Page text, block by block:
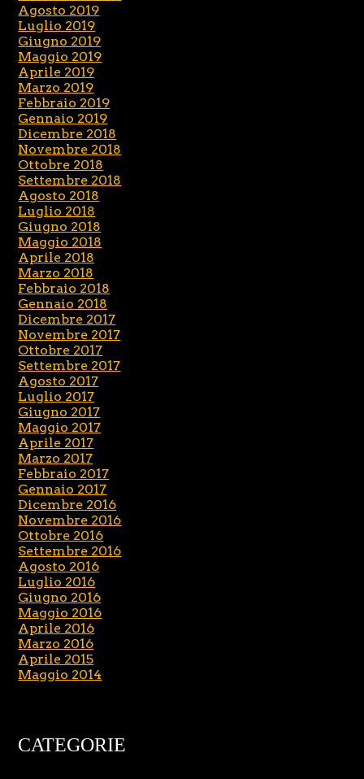
Agosto 2019
Luglio 2019
Giugno 2019
Maggio 2019
Aprile 2019
Marzo 2019
Febbraio 2019
Gennaio 2019
Dicembre 2018
Novembre 2018
Ottobre 2018
Settembre 2018
Agosto 2018
Luglio 2018
Giugno 2018
Maggio 2018
Aprile 2018
Marzo 2018
Febbraio 2018
Gennaio 2018
Dicembre 2017
Novembre 2017
Ottobre 2017
Settembre 2017
Agosto 2017
Luglio 2017
Giugno 2017
Maggio 2017
Aprile 2017
Marzo 2017
Febbraio 2017
Gennaio 2017
Dicembre 2016
Novembre 2016
Ottobre 2016
Settembre 2016
Agosto 2016
Luglio 2016
Giugno 2016
Maggio 2016
Aprile 2016
Marzo 2016
Aprile 2015
Maggio 2014
CATEGORIE